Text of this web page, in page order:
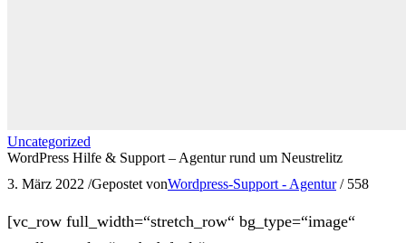
Uncategorized
WordPress Hilfe & Support – Agentur rund um Neustrelitz
3. März 2022 /Gepostet vonWordpress-Support - Agentur / 558
[vc_row full_width=“stretch_row“ bg_type=“image“